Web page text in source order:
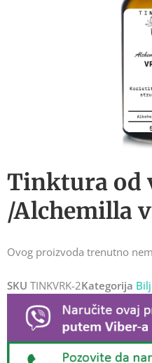
Tinktura od
/Alchemilla
Ovog proizvoda trenutno
SKU TINKVRK-2Kategorija